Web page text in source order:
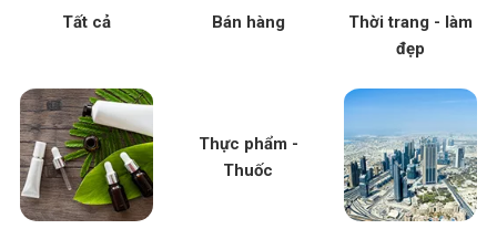
Tất cả Bán hàng
Thời trang - làm
đẹp
Thực phẩm -
Thuốc